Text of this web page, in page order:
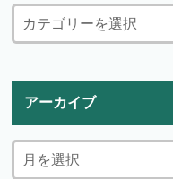
アーカイブ